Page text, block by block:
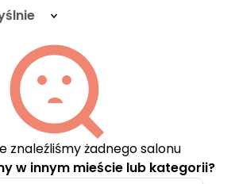
znaleźliśmy żadnego salonu
w innym mieście lub kategorii?